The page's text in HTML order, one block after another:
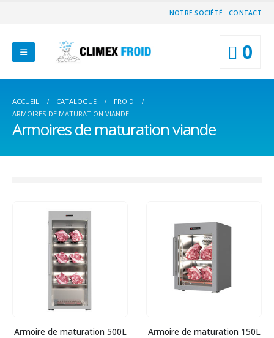
NOTRE SOCIÉTÉ CONTACT
0
ACCUEIL CATALOGUE
FROID
ARMOIRES DE MATURATION VIANDE
Armoires de maturation viande
Armoire de maturation 500L Armoire de maturation 150L